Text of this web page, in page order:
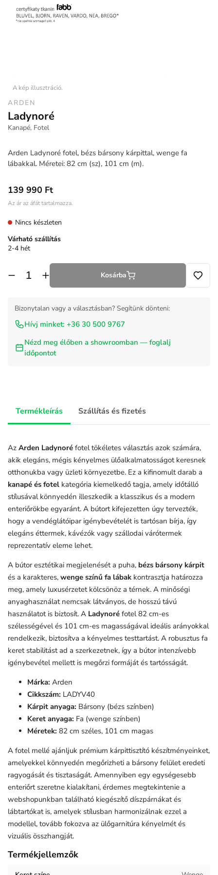
A kép illusztráció.
ARDEN
Ladynoré
Kanapé, Fotel
Arden Ladynoré fotel, bézs bársony kárpittal, wenge fa
lábakkal. Méretei: 82 cm (sz), 101 cm (m).
139 990 Ft
Az ár az áfát tartalmazza.
Nincs készleten
Várható szállítás
2-4 hét
Kosárba
Bizonytalan vagy a választásban? Segítünk dönteni:
Hívj minket: +36 30 500 9767
Nézd meg élőben a showroomban — foglalj
időpontot
Termékleírás Szállítás és fizetés
Az Arden Ladynoré fotel tökéletes választás azok számára,
akik elegáns, mégis kényelmes ülőalkalmatosságot keresnek
otthonukba vagy üzleti környezetbe. Ez a kifinomult darab a
kanapé és fotel kategória kiemelkedő tagja, amely időtálló
stílusával könnyedén illeszkedik a klasszikus és a modern
enteriőrökbe egyaránt. A bútort kifejezetten úgy tervezték,
hogy a vendéglátóipar igénybevételét is tartósan bírja, így
elegáns éttermek, kávézók vagy szállodai várótermek
reprezentatív eleme lehet.
A bútor esztétikai megjelenését a puha, bézs bársony kárpit
és a karakteres, wenge színű fa lábak kontrasztja határozza
meg, amely luxusérzetet kölcsönöz a térnek. A minőségi
anyaghasználat nemcsak látványos, de hosszú távú
használatot is biztosít. A Ladynoré fotel 82 cm-es
szélességével és 101 cm-es magasságával ideális arányokkal
rendelkezik, biztosítva a kényelmes testtartást. A robusztus fa
keret stabilitást ad a szerkezetnek, így a bútor intenzívebb
igénybevétel mellett is megőrzi formáját és tartósságát.
Márka: Arden
Cikkszám: LADYV40
Kárpit anyaga: Bársony (bézs színben)
Keret anyaga: Fa (wenge színben)
Méretek: 82 cm széles, 101 cm magas
A fotel mellé ajánljuk prémium kárpittisztító készítményeinket,
amelyekkel könnyedén megőrizheti a bársony felület eredeti
ragyogását és tisztaságát. Amennyiben egy egységesebb
enteriőrt szeretne kialakítani, érdemes megtekintenie a
webshopunkban található kiegészítő díszpárnákat és
lábtartókat is, amelyek stílusban harmonizálnak ezzel a
modellel, tovább fokozva az ülőgarnitúra kényelmét és
vizuális összhangját.
Termékjellemzők